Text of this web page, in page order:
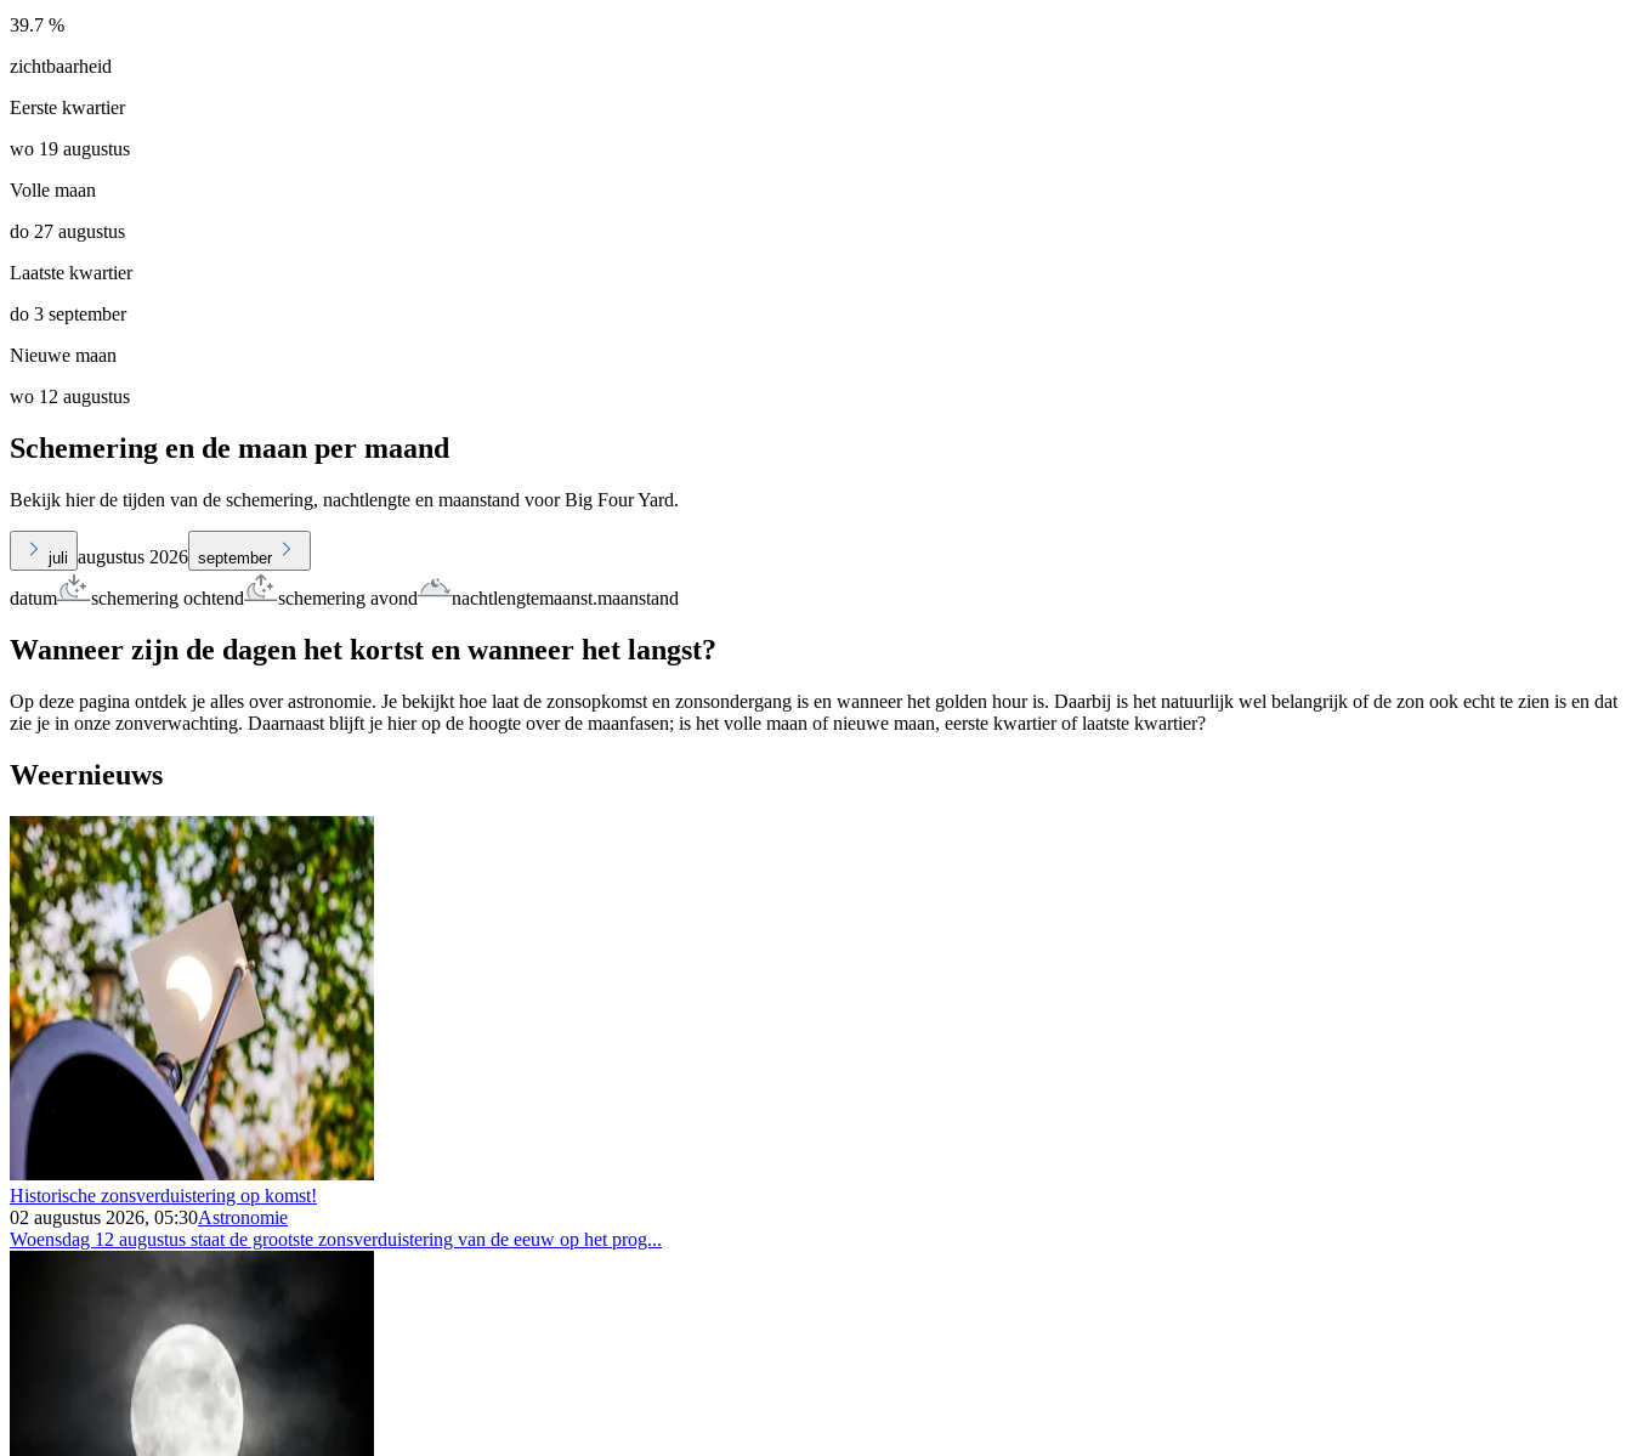
39.7 %
zichtbaarheid
Eerste kwartier
wo 19 augustus
Volle maan
do 27 augustus
Laatste kwartier
do 3 september
Nieuwe maan
wo 12 augustus
Schemering en de maan per maand
Bekijk hier de tijden van de schemering, nachtlengte en maanstand voor Big Four Yard.
juli augustus 2026 september
datum schemering ochtend schemering avond nachtlengtemaanst.maanstand
Wanneer zijn de dagen het kortst en wanneer het langst?
Op deze pagina ontdek je alles over astronomie. Je bekijkt hoe laat de zonsopkomst en zonsondergang is en wanneer het golden hour is. Daarbij is het natuurlijk wel belangrijk of de zon ook echt te zien is en dat
zie je in onze zonverwachting. Daarnaast blijft je hier op de hoogte over de maanfasen; is het volle maan of nieuwe maan, eerste kwartier of laatste kwartier?
Weernieuws
Historische zonsverduistering op komst!
02 augustus 2026, 05:30Astronomie
Woensdag 12 augustus staat de grootste zonsverduistering van de eeuw op het prog...